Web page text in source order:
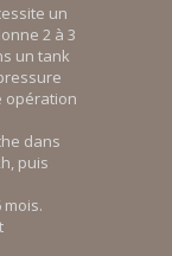
un
2 à 3
un tank
opération
dans
puis